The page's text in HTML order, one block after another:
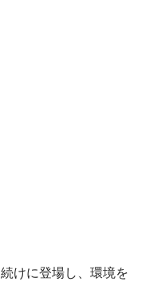
けに登場し、環境を